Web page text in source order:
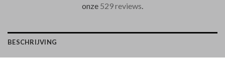
onze 529 reviews.
BESCHRIJVING